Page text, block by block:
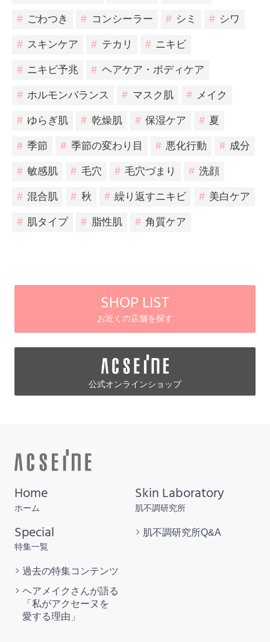
# ごわつき # コンシーラー # シミ # シワ
# スキンケア # テカリ # ニキビ
# ニキビ予兆 # ヘアケア・ボディケア
# ホルモンバランス # マスク肌 # メイク
# ゆらぎ肌 # 乾燥肌 # 保湿ケア # 夏
# 季節 # 季節の変わり目 # 悪化行動 # 成分
# 敏感肌 # 毛穴 # 毛穴づまり # 洗顔
# 混合肌 # 秋 # 繰り返すニキビ # 美白ケア
# 肌タイプ # 脂性肌 # 角質ケア
SHOP LIST
お近くの店舗を探す
公式オンラインショップ
Home
ホーム
Special
特集一覧
過去の特集コンテンツ
ヘアメイクさんが語る
「私がアクセーヌを
愛する理由」
Skin Laboratory
肌不調研究所
肌不調研究所Q&A